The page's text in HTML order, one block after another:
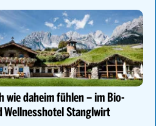
wie daheim fühlen – im Bio-
Wellnesshotel Stanglwirt